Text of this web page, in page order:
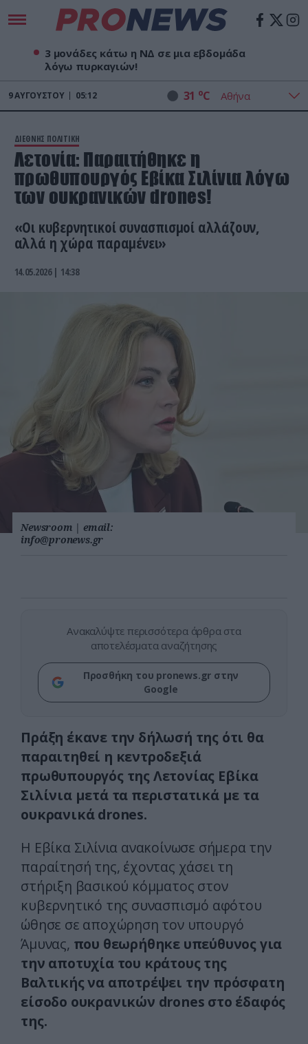
3 μονάδες κάτω η ΝΔ σε μια εβδομάδα
λόγω πυρκαγιών!
9ΑΥΓΟΎΣΤΟΥ 05:12 31 oC
ΔΙΕΘΝΗΣ ΠΟΛΙΤΙΚΗ
Λετονία: Παραιτήθηκε η
πρωθυπουργός Εβίκα Σιλίνια λόγω
των ουκρανικών drones!
«Οι κυβερνητικοί συνασπισμοί αλλάζουν,
αλλά η χώρα παραμένει»
14.05.2026 | 14:38
Newsroom | email:
info@pronews.gr
Ανακαλύψτε περισσότερα άρθρα στα
αποτελέσματα αναζήτησης
Προσθήκη του pronews.gr στην
Google
Πράξη έκανε την δήλωσή της ότι θα
παραιτηθεί η κεντροδεξιά
πρωθυπουργός της Λετονίας Εβίκα
Σιλίνια μετά τα περιστατικά με τα
ουκρανικά drones.
H Εβίκα Σιλίνια ανακοίνωσε σήμερα την
παραίτησή της, έχοντας χάσει τη
στήριξη βασικού κόμματος στον
κυβερνητικό της συνασπισμό αφότου
ώθησε σε αποχώρηση τον υπουργό
Άμυνας, που θεωρήθηκε υπεύθυνος για
την αποτυχία του κράτους της
Βαλτικής να αποτρέψει την πρόσφατη
είσοδο ουκρανικών drones στο έδαφός
της.